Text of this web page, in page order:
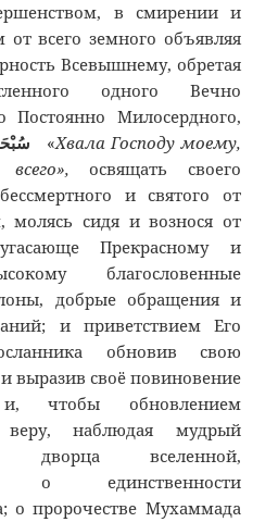
в смирении и
всего земного объявляя
Всевышнему, обретая
одного Вечно
Постоянно Милосердного,
«Хвала Господу моему,
всего»,освящать своего
и святого от
молясь сидя и вознося от
Прекрасному и
благословенные
добрые обращения и
и приветствием Его
обновив cвою
выразив своё повиновение
чтобы обновлением
веру, наблюдая мудрый
дворца вселенной,
о единственности
о пророчестве Мухаммада